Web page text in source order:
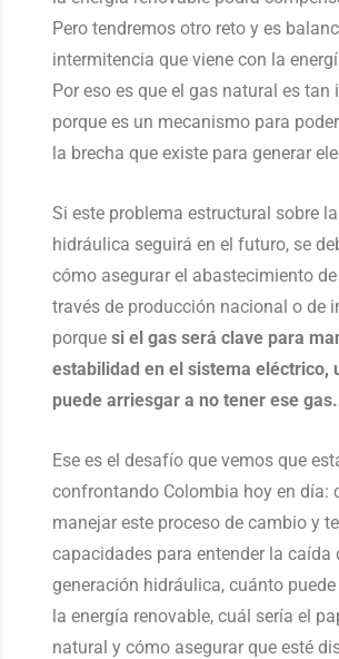
Pero tendremos otro reto y es
intermitencia que viene con la
Por eso es que el gas natural es tan
porque es un mecanismo para
la brecha que existe para generar
Si este problema estructural sobre
hidráulica seguirá en el futuro, se
cómo asegurar el abastecimiento
través de producción nacional o de
porque si el gas será clave para
estabilidad en el sistema eléctrico,
puede arriesgar a no tener ese gas.
Ese es el desafío que vemos que
confrontando Colombia hoy en día:
manejar este proceso de cambio y
capacidades para entender la caída
generación hidráulica, cuánto
la energía renovable, cuál sería el
natural y cómo asegurar que esté